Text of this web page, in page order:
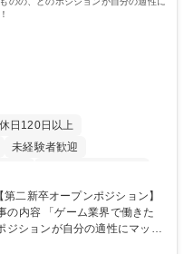
日120日以上
未経験者歓迎
昼食補助あり
第二新卒歓迎
ジションが自分の適性にマッチ
タ